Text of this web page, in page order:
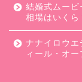
結婚式ムー
相場はいくら
ナナイロウエ
ィール・オ